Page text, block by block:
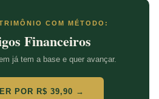
COM MÉTODO:
Financeiros
já tem a base e quer avançar.
POR R$ 39,90 →